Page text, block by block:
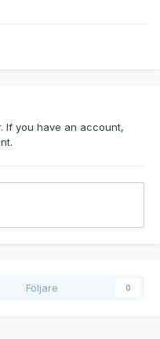
If you have an account,
Följare 0